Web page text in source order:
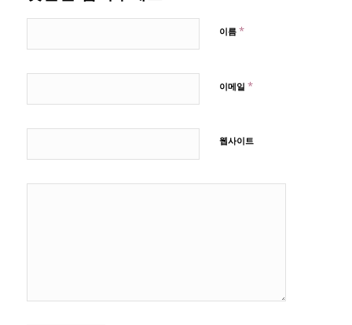
이름 *
이메일 *
웹사이트